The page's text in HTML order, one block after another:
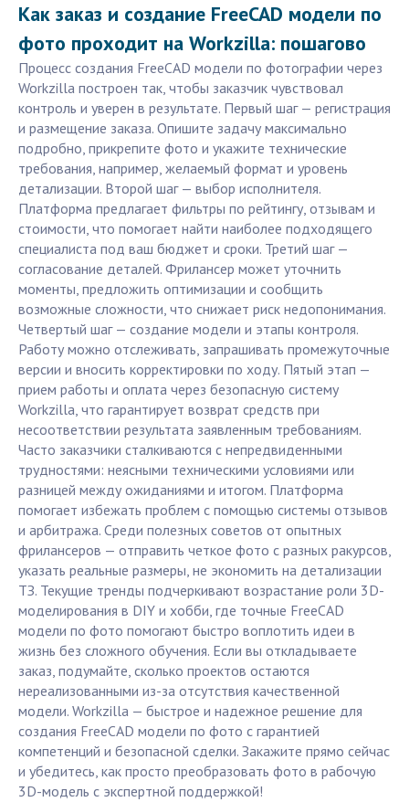
Как заказ и создание FreeCAD модели по
фото проходит на Workzilla: пошагово
Процесс создания FreeCAD модели по фотографии через
Workzilla построен так, чтобы заказчик чувствовал
контроль и уверен в результате. Первый шаг — регистрация
и размещение заказа. Опишите задачу максимально
подробно, прикрепите фото и укажите технические
требования, например, желаемый формат и уровень
детализации. Второй шаг — выбор исполнителя.
Платформа предлагает фильтры по рейтингу, отзывам и
стоимости, что помогает найти наиболее подходящего
специалиста под ваш бюджет и сроки. Третий шаг —
согласование деталей. Фрилансер может уточнить
моменты, предложить оптимизации и сообщить
возможные сложности, что снижает риск недопонимания.
Четвертый шаг — создание модели и этапы контроля.
Работу можно отслеживать, запрашивать промежуточные
версии и вносить корректировки по ходу. Пятый этап —
прием работы и оплата через безопасную систему
Workzilla, что гарантирует возврат средств при
несоответствии результата заявленным требованиям.
Часто заказчики сталкиваются с непредвиденными
трудностями: неясными техническими условиями или
разницей между ожиданиями и итогом. Платформа
помогает избежать проблем с помощью системы отзывов
и арбитража. Среди полезных советов от опытных
фрилансеров — отправить четкое фото с разных ракурсов,
указать реальные размеры, не экономить на детализации
ТЗ. Текущие тренды подчеркивают возрастание роли 3D-
моделирования в DIY и хобби, где точные FreeCAD
модели по фото помогают быстро воплотить идеи в
жизнь без сложного обучения. Если вы откладываете
заказ, подумайте, сколько проектов остаются
нереализованными из-за отсутствия качественной
модели. Workzilla — быстрое и надежное решение для
создания FreeCAD модели по фото с гарантией
компетенций и безопасной сделки. Закажите прямо сейчас
и убедитесь, как просто преобразовать фото в рабочую
3D-модель с экспертной поддержкой!